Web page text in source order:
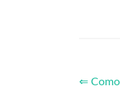
⇐ Como